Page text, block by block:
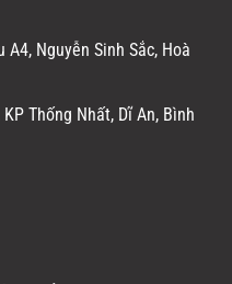
Nguyễn Sinh Sắc, Hoà
Thống Nhất, Dĩ An, Bình